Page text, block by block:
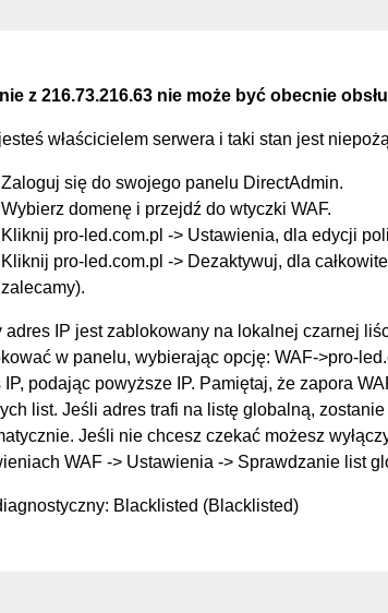
z 216.73.216.63 nie może być obecnie
właścicielem serwera i taki stan jest
Zaloguj się do swojego panelu DirectAdmin.
Wybierz domenę i przejdź do wtyczki WAF.
Kliknij pro-led.com.pl -> Ustawienia, dla edycji
Kliknij pro-led.com.pl -> Dezaktywuj, dla
zalecamy).
adres IP jest zablokowany na lokalnej czarnej
w panelu, wybierając opcję: WAF->pro-
IP, podając powyższe IP. Pamiętaj, że zapora
list. Jeśli adres trafi na listę globalną,
Jeśli nie chcesz czekać możesz
WAF -> Ustawienia -> Sprawdzanie list
Blacklisted (Blacklisted)